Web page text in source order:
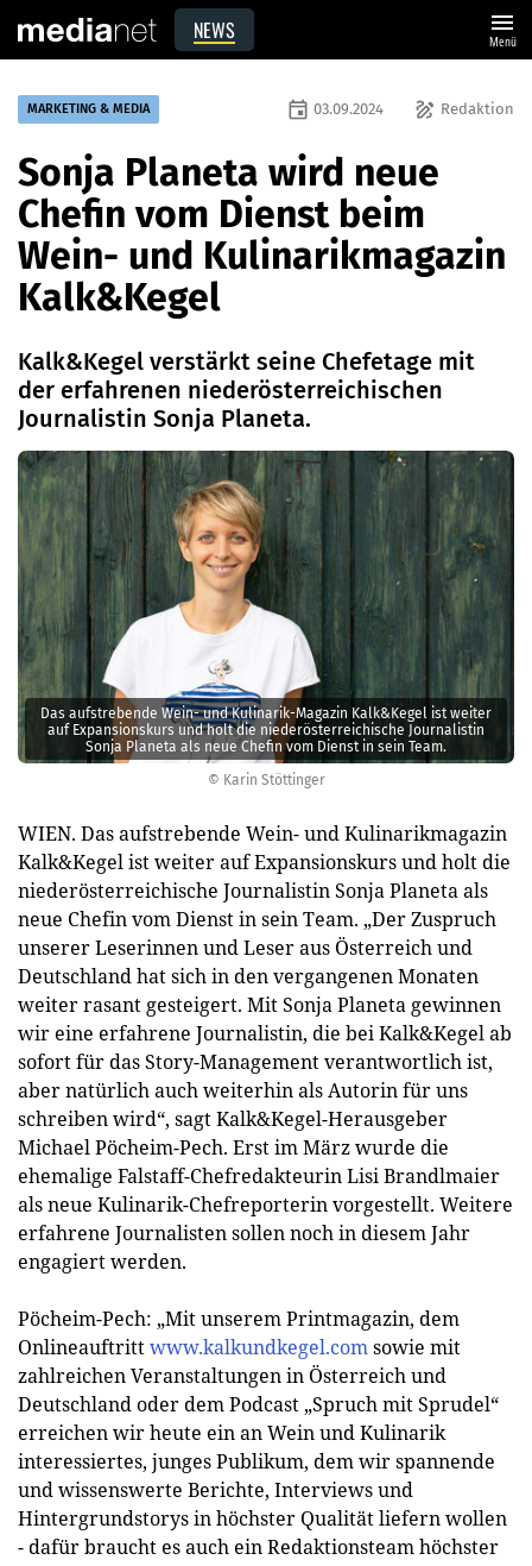
NEWS menu
Menü
© Karin Stöttinger
Das aufstrebende Wein- und Kulinarik-Magazin Kalk&Kegel ist weiter
auf Expansionskurs und holt die niederösterreichische Journalistin
Sonja Planeta als neue Chefin vom Dienst in sein Team.
MARKETING & MEDIA draw Redaktion
event 03.09.2024
Sonja Planeta wird neue
Chefin vom Dienst beim
Wein- und Kulinarikmagazin
Kalk&Kegel
Kalk&Kegel verstärkt seine Chefetage mit
der erfahrenen niederösterreichischen
Journalistin Sonja Planeta.
WIEN. Das aufstrebende Wein- und Kulinarikmagazin
Kalk&Kegel ist weiter auf Expansionskurs und holt die
niederösterreichische Journalistin Sonja Planeta als
neue Chefin vom Dienst in sein Team. „Der Zuspruch
unserer Leserinnen und Leser aus Österreich und
Deutschland hat sich in den vergangenen Monaten
weiter rasant gesteigert. Mit Sonja Planeta gewinnen
wir eine erfahrene Journalistin, die bei Kalk&Kegel ab
sofort für das Story-Management verantwortlich ist,
aber natürlich auch weiterhin als Autorin für uns
schreiben wird“, sagt Kalk&Kegel-Herausgeber
Michael Pöcheim-Pech. Erst im März wurde die
ehemalige Falstaff-Chefredakteurin Lisi Brandlmaier
als neue Kulinarik-Chefreporterin vorgestellt. Weitere
erfahrene Journalisten sollen noch in diesem Jahr
engagiert werden.
Pöcheim-Pech: „Mit unserem Printmagazin, dem
Onlineauftrittwww.kalkundkegel.comsowie mit
zahlreichen Veranstaltungen in Österreich und
Deutschland oder dem Podcast „Spruch mit Sprudel“
erreichen wir heute ein an Wein und Kulinarik
interessiertes, junges Publikum, dem wir spannende
und wissenswerte Berichte, Interviews und
Hintergrundstorys in höchster Qualität liefern wollen
- dafür braucht es auch ein Redaktionsteam höchster